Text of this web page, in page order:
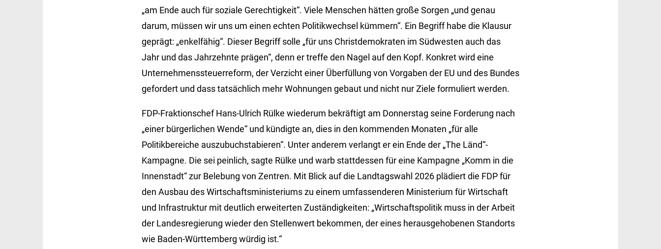
„am Ende auch für soziale Gerechtigkeit“. Viele Menschen hätten große Sorgen „und genau
darum, müssen wir uns um einen echten Politikwechsel kümmern“. Ein Begriff habe die Klausur
geprägt: „enkelfähig“. Dieser Begriff solle „für uns Christdemokraten im Südwesten auch das
Jahr und das Jahrzehnte prägen“, denn er treffe den Nagel auf den Kopf. Konkret wird eine
Unternehmenssteuerreform, der Verzicht einer Überfüllung von Vorgaben der EU und des Bundes
gefordert und dass tatsächlich mehr Wohnungen gebaut und nicht nur Ziele formuliert werden.
FDP-Fraktionschef Hans-Ulrich Rülke wiederum bekräftigt am Donnerstag seine Forderung nach
„einer bürgerlichen Wende“ und kündigte an, dies in den kommenden Monaten „für alle
Politikbereiche auszubuchstabieren“. Unter anderem verlangt er ein Ende der „The Länd“-
Kampagne. Die sei peinlich, sagte Rülke und warb stattdessen für eine Kampagne „Komm in die
Innenstadt“ zur Belebung von Zentren. Mit Blick auf die Landtagswahl 2026 plädiert die FDP für
den Ausbau des Wirtschaftsministeriums zu einem umfassenderen Ministerium für Wirtschaft
und Infrastruktur mit deutlich erweiterten Zuständigkeiten: „Wirtschaftspolitik muss in der Arbeit
der Landesregierung wieder den Stellenwert bekommen, der eines herausgehobenen Standorts
wie Baden-Württemberg würdig ist.“